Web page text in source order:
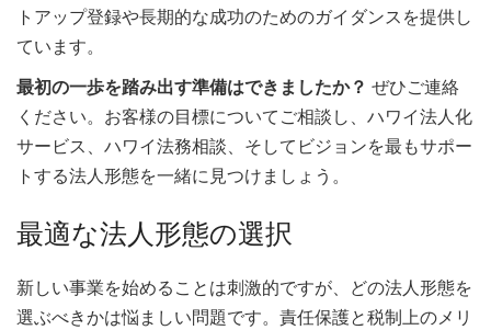
トアップ登録や長期的な成功のためのガイダンスを提供し
ています。
最初の一歩を踏み出す準備はできましたか？ ぜひご連絡
ください。お客様の目標についてご相談し、ハワイ法人化
サービス、ハワイ法務相談、そしてビジョンを最もサポー
トする法人形態を一緒に見つけましょう。
最適な法人形態の選択
新しい事業を始めることは刺激的ですが、どの法人形態を
選ぶべきかは悩ましい問題です。責任保護と税制上のメリ